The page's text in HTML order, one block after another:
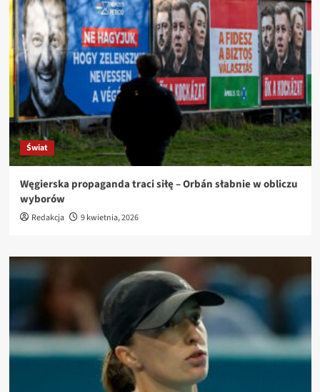
Świat
Węgierska propaganda traci siłę – Orbán słabnie w obliczu
wyborów
Redakcja 9 kwietnia, 2026